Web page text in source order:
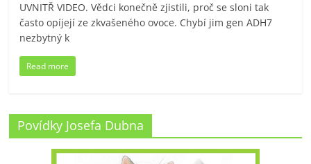
UVNITŘ VIDEO. Vědci konečně zjistili, proč se sloni tak
často opíjejí ze zkvašeného ovoce. Chybí jim gen ADH7
nezbytný k
Read more
Povídky Josefa Dubna